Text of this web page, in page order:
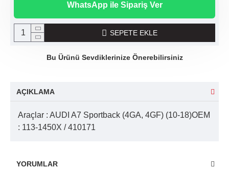
WhatsApp ile Sipariş Ver
SEPETE EKLE
Bu Ürünü Sevdiklerinize Önerebilirsiniz
AÇIKLAMA
Araçlar : AUDI A7 Sportback (4GA, 4GF) (10-18)OEM
: 113-1450X / 410171
YORUMLAR